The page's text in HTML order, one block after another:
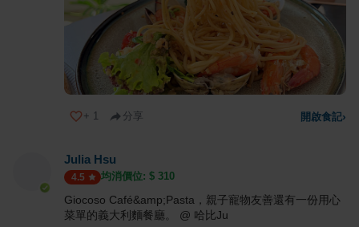
+ 1 分享 開啟食記›
Julia Hsu
4.5 均消價位: $ 310
Giocoso Café&amp;Pasta，親子寵物友善還有一份用心
菜單的義大利麵餐廳。 @ 哈比Ju